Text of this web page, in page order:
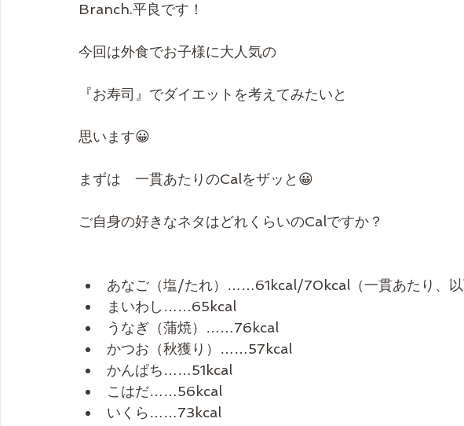
Branch.平良です！
今回は外食でお子様に大人気の
『お寿司』でダイエットを考えてみたいと
思います😀
まずは　一貫あたりのCalをザッと😀
ご自身の好きなネタはどれくらいのCalですか？
あなご（塩/たれ）……61kcal/70kcal（一貫あたり、以
まいわし……65kcal
うなぎ（蒲焼）……76kcal
かつお（秋獲り）……57kcal
かんぱち……51kcal
こはだ……56kcal
いくら……73kcal